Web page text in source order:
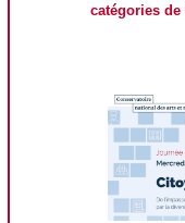
catégories